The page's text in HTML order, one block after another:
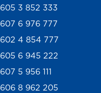
605 3 852 333
607 6 976 777
602 4 854 777
605 6 945 222
607 5 956 111
606 8 962 205